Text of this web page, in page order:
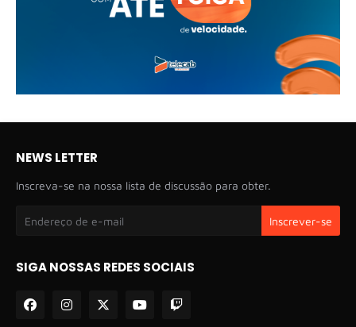
NEWS LETTER
Inscreva-se na nossa lista de discussão para obter.
SIGA NOSSAS REDES SOCIAIS